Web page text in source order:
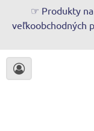
☞ Produkty
veľkoobchodných